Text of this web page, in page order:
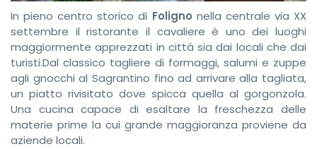
In pieno centro storico di Foligno nella centrale via XX
settembre il ristorante il cavaliere è uno dei luoghi
maggiormente apprezzati in città sia dai locali che dai
turisti.Dal classico tagliere di formaggi, salumi e zuppe
agli gnocchi al Sagrantino fino ad arrivare alla tagliata,
un piatto rivisitato dove spicca quella al gorgonzola.
Una cucina capace di esaltare la freschezza delle
materie prime la cui grande maggioranza proviene da
aziende locali.